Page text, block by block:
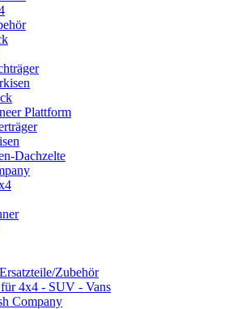
Plattform
Dachzelte
Zubehör
4x4 - SUV - Vans
Company